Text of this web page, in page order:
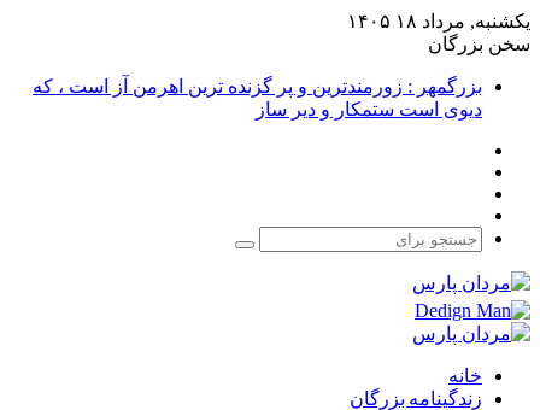
یکشنبه, مرداد ۱۸ ۱۴۰۵
سخن بزرگان
بزرگمهر : زورمندترین و پر گزنده ترین اهرمن آز است ، که
دیوی است ستمکار و دیر ساز
جستجو
خانه
زندگینامه بزرگان